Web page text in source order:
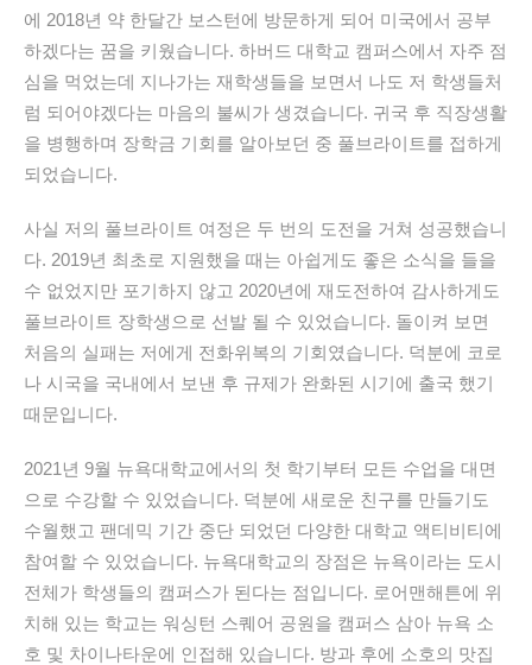
에 2018년 약 한달간 보스턴에 방문하게 되어 미국에서 공부
하겠다는 꿈을 키웠습니다. 하버드 대학교 캠퍼스에서 자주 점
심을 먹었는데 지나가는 재학생들을 보면서 나도 저 학생들처
럼 되어야겠다는 마음의 불씨가 생겼습니다. 귀국 후 직장생활
을 병행하며 장학금 기회를 알아보던 중 풀브라이트를 접하게
되었습니다.
사실 저의 풀브라이트 여정은 두 번의 도전을 거쳐 성공했습니
다. 2019년 최초로 지원했을 때는 아쉽게도 좋은 소식을 들을
수 없었지만 포기하지 않고 2020년에 재도전하여 감사하게도
풀브라이트 장학생으로 선발 될 수 있었습니다. 돌이켜 보면
처음의 실패는 저에게 전화위복의 기회였습니다. 덕분에 코로
나 시국을 국내에서 보낸 후 규제가 완화된 시기에 출국 했기
때문입니다.
2021년 9월 뉴욕대학교에서의 첫 학기부터 모든 수업을 대면
으로 수강할 수 있었습니다. 덕분에 새로운 친구를 만들기도
수월했고 팬데믹 기간 중단 되었던 다양한 대학교 액티비티에
참여할 수 있었습니다. 뉴욕대학교의 장점은 뉴욕이라는 도시
전체가 학생들의 캠퍼스가 된다는 점입니다. 로어맨해튼에 위
치해 있는 학교는 워싱턴 스퀘어 공원을 캠퍼스 삼아 뉴욕 소
호 및 차이나타운에 인접해 있습니다. 방과 후에 소호의 맛집